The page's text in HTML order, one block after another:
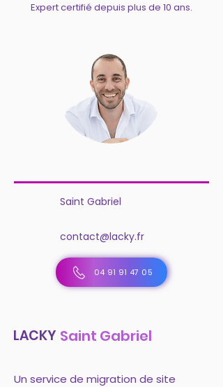
Expert certifié depuis plus de 10 ans.
Saint Gabriel
contact@lacky.fr
04 91 91 47 05
LACKY Saint Gabriel
Un service de migration de site